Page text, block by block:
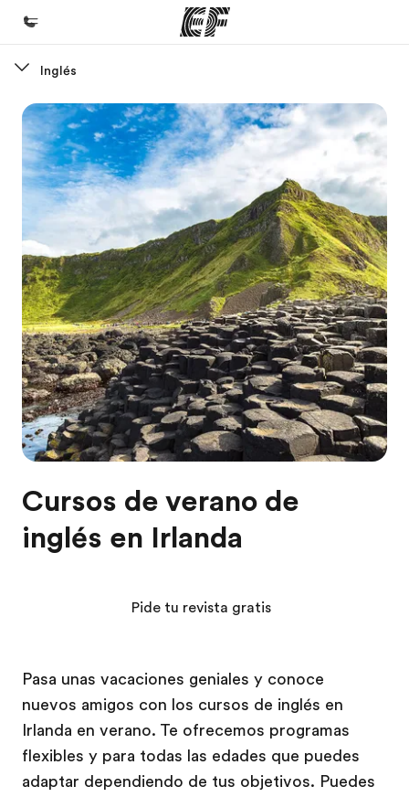
Bienvenido a EF
Programas
Ver todo lo que hacemos
Oficinas
Encuentra una oficina
Sobre nosotros
Quiénes somos
Trabajos
Únete al equipo
Inglés
Cursos de verano de
inglés en Irlanda
Pasa unas vacaciones geniales y conoce
nuevos amigos con los cursos de inglés en
Irlanda en verano. Te ofrecemos programas
flexibles y para todas las edades que puedes
adaptar dependiendo de tus objetivos. Puedes
Pide tu revista gratis